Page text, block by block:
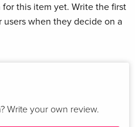
this item yet. Write the first
when they decide on a
Write your own review.